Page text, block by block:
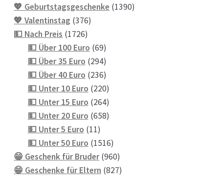
Produkte
💖 Geburtstagsgeschenke 13901390
💖 Valentinstag 376376
💵 Nach Preis 17261726
Produkte
💵 Über 100 Euro 6969
Produkte
💵 Über 35 Euro 294294
Produkte
💵 Über 40 Euro 236236
Produkte
💵 Unter 10 Euro 220220
Produkte
💵 Unter 15 Euro 264264
Produkte
💵 Unter 20 Euro 658658
💵 Unter 5 Euro 1111
Produkte
💵 Unter 50 Euro 15161516
Produkte
😁 Geschenk für Bruder 960960
Produkte
😁 Geschenke für Eltern 827827